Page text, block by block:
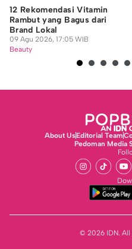
12 Rekomendasi Vitamin
Rambut yang Bagus dari
Brand Lokal
09 Agu 2026, 17:05 WIB
Beauty
About UsEditorial Team
Pedoman Media
© 2026 IDN. All